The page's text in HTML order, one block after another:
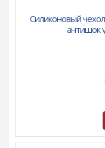
Силиконовый
антишок